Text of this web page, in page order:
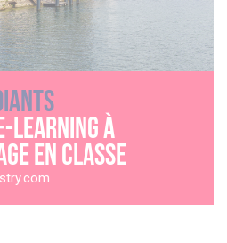
learning à
en classe